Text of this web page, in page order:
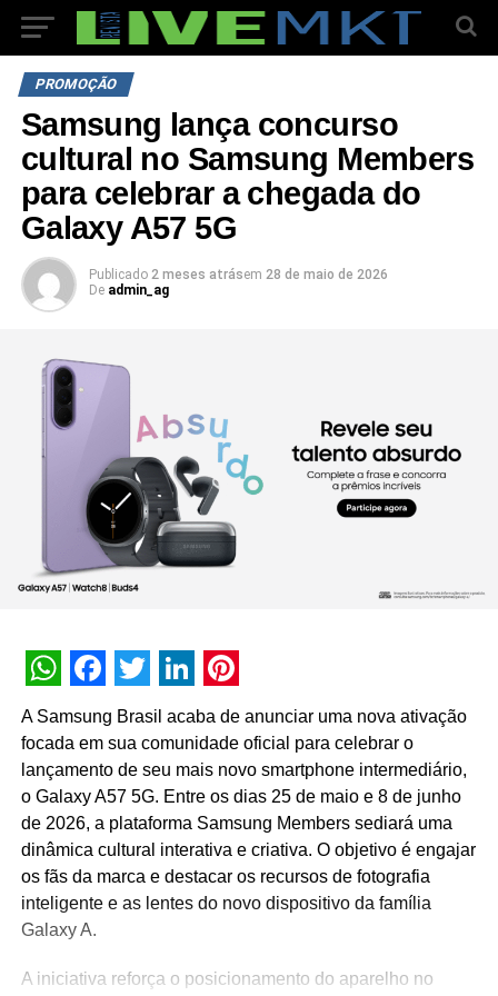
PROMOÇÃO
Samsung lança concurso
cultural no Samsung Members
para celebrar a chegada do
Galaxy A57 5G
Publicado 2 meses atrásem 28 de maio de 2026
De admin_ag
WhatsApp
Facebook
Twitter
LinkedIn
Pinterest
A Samsung Brasil acaba de anunciar uma nova ativação
focada em sua comunidade oficial para celebrar o
lançamento de seu mais novo smartphone intermediário,
o Galaxy A57 5G. Entre os dias 25 de maio e 8 de junho
de 2026, a plataforma Samsung Members sediará uma
dinâmica cultural interativa e criativa. O objetivo é engajar
os fãs da marca e destacar os recursos de fotografia
inteligente e as lentes do novo dispositivo da família
Galaxy A.
A iniciativa reforça o posicionamento do aparelho no